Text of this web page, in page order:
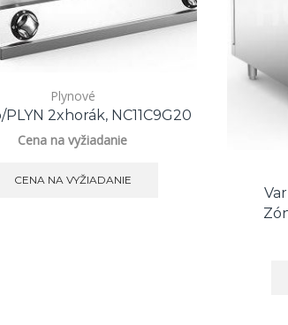
Plynové
2xhorák, NC11C9G20
Cena na vyžiadanie
CENA NA VYŽIADANIE